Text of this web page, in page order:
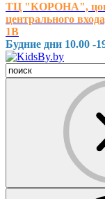
ТЦ "КОРОНА",
центрального
1В
Будние дни 10.00 -